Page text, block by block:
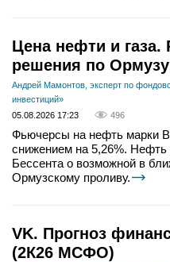
Цена нефти и
решения по Ормузу
Андрей Мамонтов, эксперт по
инвестиций»
05.08.2026 17:23
496
Фьючерсы на нефть марки
снижением на 5,26%.
Бессента о возможной в
Ормузскому проливу.
VK. Прогноз
(2К26 МСФО)